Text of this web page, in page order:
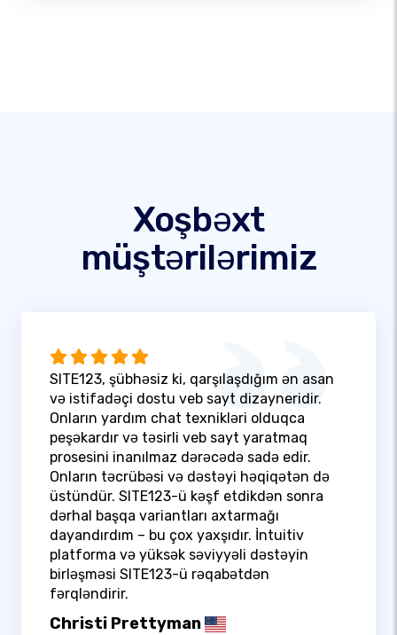
Xoşbəxt
müştərilərimiz
SITE123, şübhəsiz ki, qarşılaşdığım ən asan
və istifadəçi dostu veb sayt dizayneridir.
Onların yardım chat texnikləri olduqca
peşəkardır və təsirli veb sayt yaratmaq
prosesini inanılmaz dərəcədə sadə edir.
Onların təcrübəsi və dəstəyi həqiqətən də
üstündür. SITE123-ü kəşf etdikdən sonra
dərhal başqa variantları axtarmağı
dayandırdım – bu çox yaxşıdır. İntuitiv
platforma və yüksək səviyyəli dəstəyin
birləşməsi SITE123-ü rəqabətdən
fərqləndirir.
Christi Prettyman